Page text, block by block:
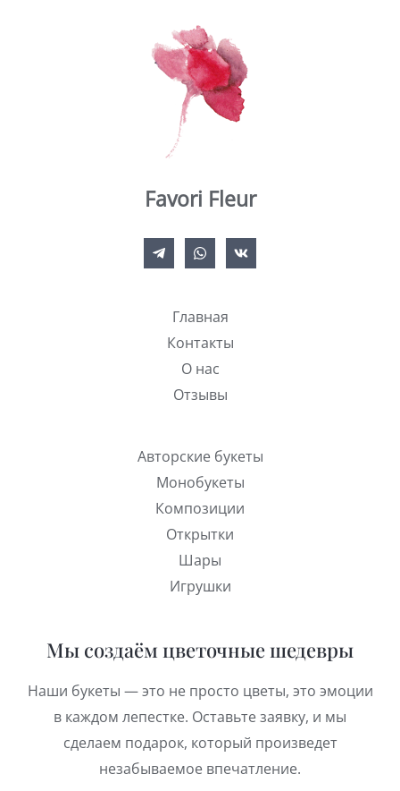
Favori Fleur
Главная
Контакты
О нас
Отзывы
Авторские букеты
Монобукеты
Композиции
Открытки
Шары
Игрушки
Мы создаём цветочные шедевры
Наши букеты — это не просто цветы, это эмоции
в каждом лепестке. Оставьте заявку, и мы
сделаем подарок, который произведет
незабываемое впечатление.